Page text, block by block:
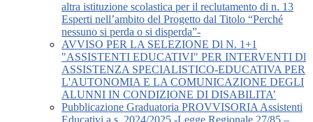
altra istituzione scolastica per il reclutamento di n. 13
Esperti nell’ambito del Progetto dal Titolo “Perché
nessuno si perda o si disperda”-
AVVISO PER LA SELEZIONE Dl N. 1+1
"ASSISTENTI EDUCATIVI" PER INTERVENTI Dl
ASSISTENZA SPECIALISTICO-EDUCATIVA PER
L'AUTONOMIA E LA COMUNICAZIONE DEGLI
ALUNNI IN CONDIZIONE DI DISABILITA’
Pubblicazione Graduatoria PROVVISORIA Assistenti